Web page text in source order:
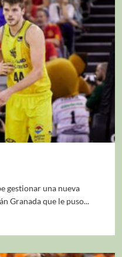
gestionar una nueva
Granada que le puso...